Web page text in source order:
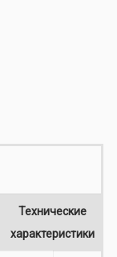
Технические
характеристики